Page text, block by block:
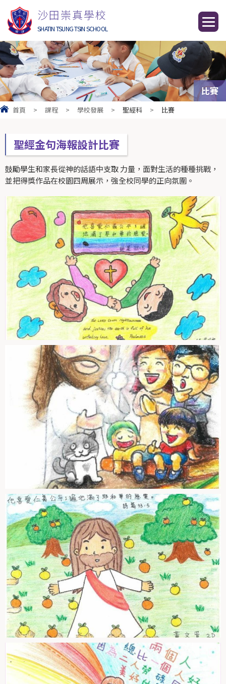
沙田崇真學校
SHATIN TSUNG TSIN SCHOOL
比賽
首頁 > 課程 > 學校發展 > 聖經科 > 比賽
聖經金句海報設計比賽
鼓勵學生和家長從神的話語中支取 力量，面對生活的種種挑戰，
並把得獎作品在校園四周展示，強全校同學的正向氛圍。